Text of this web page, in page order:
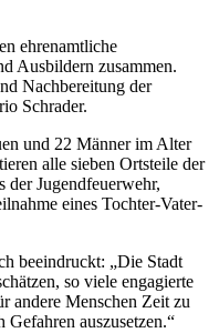
ehrenamtliche
Ausbildern zusammen.
Nachbereitung der
Schrader.
und 22 Männer im Alter
alle sieben Ortsteile der
der Jugendfeuerwehr,
eines Tochter-Vater-
beeindruckt: „Die Stadt
so viele engagierte
andere Menschen Zeit zu
Gefahren auszusetzen.“